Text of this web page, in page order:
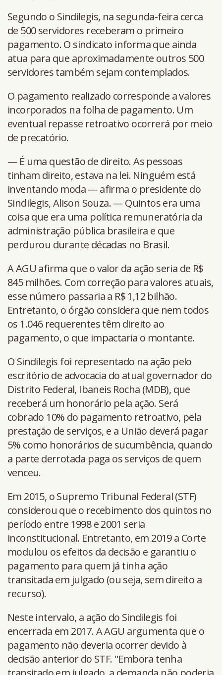
Segundo o Sindilegis, na segunda-feira cerca
de 500 servidores receberam o primeiro
pagamento. O sindicato informa que ainda
atua para que aproximadamente outros 500
servidores também sejam contemplados.
O pagamento realizado corresponde a valores
incorporados na folha de pagamento. Um
eventual repasse retroativo ocorrerá por meio
de precatório.
— É uma questão de direito. As pessoas
tinham direito, estava na lei. Ninguém está
inventando moda — afirma o presidente do
Sindilegis, Alison Souza. — Quintos era uma
coisa que era uma política remuneratória da
administração pública brasileira e que
perdurou durante décadas no Brasil.
A AGU afirma que o valor da ação seria de R$
845 milhões. Com correção para valores atuais,
esse número passaria a R$ 1,12 bilhão.
Entretanto, o órgão considera que nem todos
os 1.046 requerentes têm direito ao
pagamento, o que impactaria o montante.
O Sindilegis foi representado na ação pelo
escritório de advocacia do atual governador do
Distrito Federal, Ibaneis Rocha (MDB), que
receberá um honorário pela ação. Será
cobrado 10% do pagamento retroativo, pela
prestação de serviços, e a União deverá pagar
5% como honorários de sucumbência, quando
a parte derrotada paga os serviços de quem
venceu.
Em 2015, o Supremo Tribunal Federal (STF)
considerou que o recebimento dos quintos no
período entre 1998 e 2001 seria
inconstitucional. Entretanto, em 2019 a Corte
modulou os efeitos da decisão e garantiu o
pagamento para quem já tinha ação
transitada em julgado (ou seja, sem direito a
recurso).
Neste intervalo, a ação do Sindilegis foi
encerrada em 2017. A AGU argumenta que o
pagamento não deveria ocorrer devido à
decisão anterior do STF. "Embora tenha